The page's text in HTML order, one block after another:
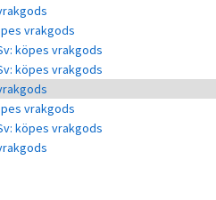
vrakgods
köpes vrakgods
köpes vrakgods
vrakgods
köpes vrakgods